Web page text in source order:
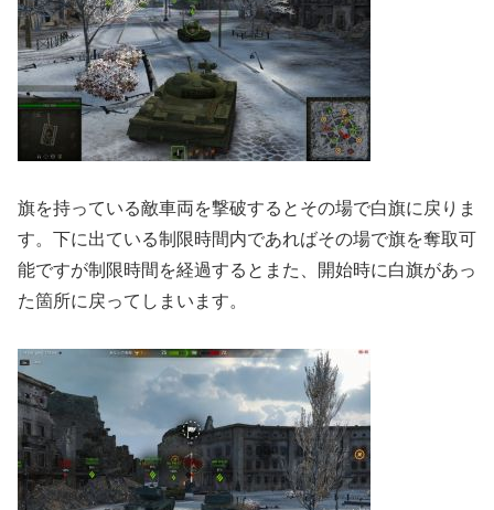
旗を持っている敵車両を撃破するとその場で白旗に戻りま
す。下に出ている制限時間内であればその場で旗を奪取可
能ですが制限時間を経過するとまた、開始時に白旗があっ
た箇所に戻ってしまいます。